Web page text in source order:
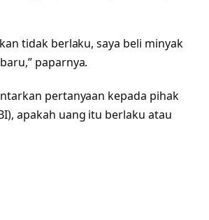
tidak berlaku, saya beli minyak
paparnya.
pertanyaan kepada pihak
apakah uang itu berlaku atau